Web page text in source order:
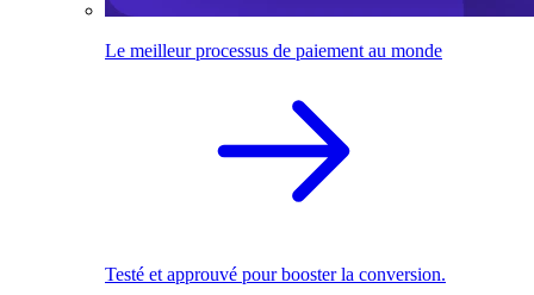
Le meilleur processus de paiement au monde
Testé et approuvé pour booster la conversion.